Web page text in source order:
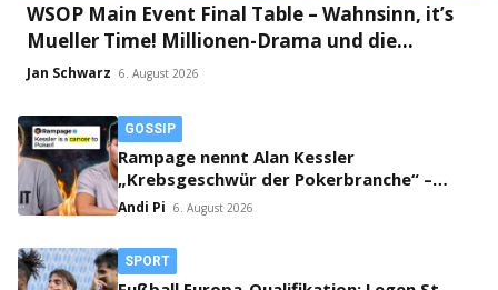
WSOP Main Event Final Table – Wahnsinn, it’s
Mueller Time! Millionen-Drama und die
finnische Faust an Tag 2!
Jan Schwarz 6. August 2026
GOSSIP
Rampage nennt Alan Kessler
„Krebsgeschwür der Pokerbranche“ –
Streit auf X eskaliert!
Andi Pi 6. August 2026
SPORT